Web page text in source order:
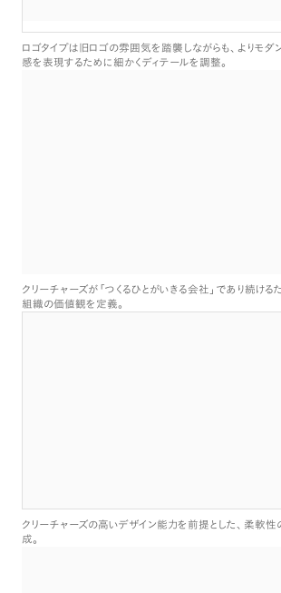
ロゴタイプは旧ロゴの雰囲気を踏襲しながらも、 よりモダ
感を表現するために細かくディテールを調整。
クリーチャーズが 「 つくるひとがいきる会社 」 であり続ける
組織の価値観を定義。
クリーチャーズの高いデザイン能力を前提とした、 柔軟性
成。